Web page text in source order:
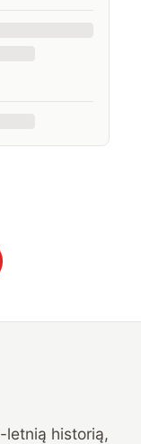
-letnią historią,